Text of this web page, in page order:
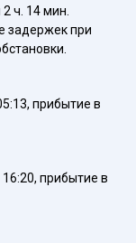
ч. 14 мин.
задержек при
прибытие в
прибытие в